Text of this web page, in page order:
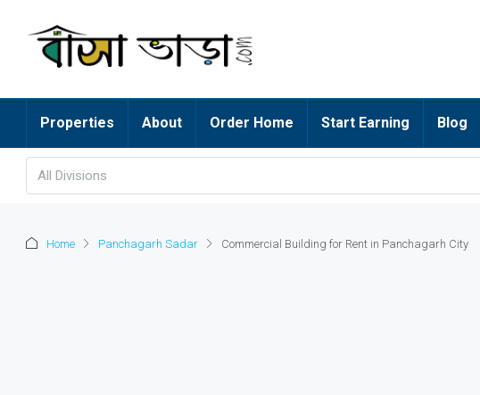
Properties About Order Home Start Earning Blog
All Divisions
Home Panchagarh Sadar Commercial Building for Rent in Panchagarh City